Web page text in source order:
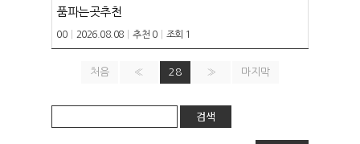
품파는곳추천
00 2026.08.08 추천 0 조회 1
처음 « 28 » 마지막
검색